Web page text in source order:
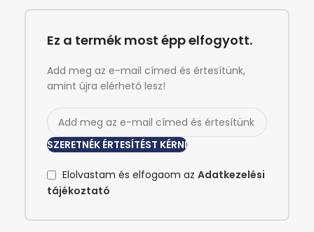
Ez a termék most épp elfogyott.
Add meg az e-mail címed és értesítünk,
amint újra elérhető lesz!
SZERETNÉK ÉRTESÍTÉST KÉRNI
Elolvastam és elfogaom az Adatkezelési
tájékoztató